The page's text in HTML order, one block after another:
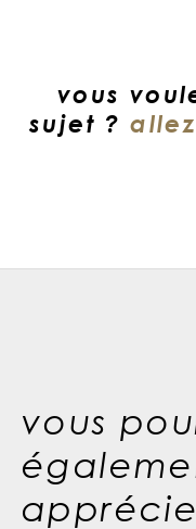
vous
sujet ?
vous